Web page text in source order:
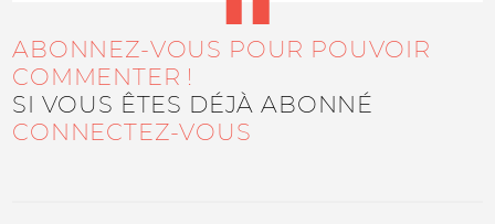
ABONNEZ-VOUS POUR POUVOIR
COMMENTER !
SI VOUS ÊTES DÉJÀ ABONNÉ
CONNECTEZ-VOUS